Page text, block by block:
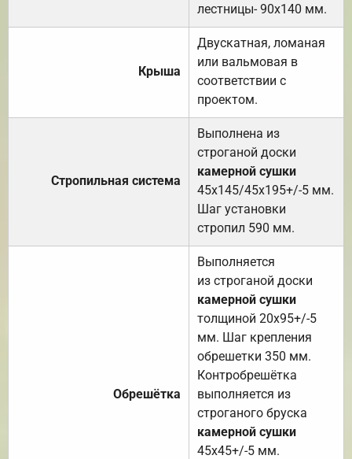
лестницы- 90х140 мм.
Крыша
Двускатная, ломаная
или вальмовая в
соответствии с
проектом.
Стропильная система
Выполнена из
строганой доски
камерной сушки
45х145/45х195+/-5 мм.
Шаг установки
стропил 590 мм.
Обрешётка
Выполняется
из строганой доски
камерной сушки
толщиной 20х95+/-5
мм. Шаг крепления
обрешетки 350 мм.
Контробрешётка
выполняется из
строганого бруска
камерной сушки
45х45+/-5 мм.